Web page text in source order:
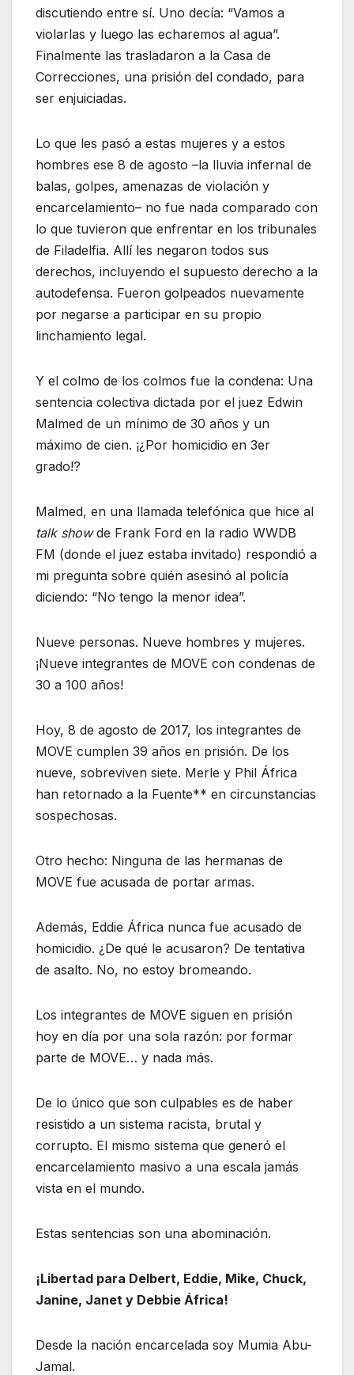
discutiendo entre sí. Uno decía: “Vamos a
violarlas y luego las echaremos al agua”.
Finalmente las trasladaron a la Casa de
Correcciones, una prisión del condado, para
ser enjuiciadas.
Lo que les pasó a estas mujeres y a estos
hombres ese 8 de agosto –la lluvia infernal de
balas, golpes, amenazas de violación y
encarcelamiento– no fue nada comparado con
lo que tuvieron que enfrentar en los tribunales
de Filadelfia. Allí les negaron todos sus
derechos, incluyendo el supuesto derecho a la
autodefensa. Fueron golpeados nuevamente
por negarse a participar en su propio
linchamiento legal.
Y el colmo de los colmos fue la condena: Una
sentencia colectiva dictada por el juez Edwin
Malmed de un mínimo de 30 años y un
máximo de cien. ¡¿Por homicidio en 3er
grado!?
Malmed, en una llamada telefónica que hice al
talk showde Frank Ford en la radio WWDB
FM (donde el juez estaba invitado) respondió a
mi pregunta sobre quién asesinó al policía
diciendo: “No tengo la menor idea”.
Nueve personas. Nueve hombres y mujeres.
¡Nueve integrantes de MOVE con condenas de
30 a 100 años!
Hoy, 8 de agosto de 2017, los integrantes de
MOVE cumplen 39 años en prisión. De los
nueve, sobreviven siete. Merle y Phil África
han retornado a la Fuente** en circunstancias
sospechosas.
Otro hecho: Ninguna de las hermanas de
MOVE fue acusada de portar armas.
Además, Eddie África nunca fue acusado de
homicidio. ¿De qué le acusaron? De tentativa
de asalto. No, no estoy bromeando.
Los integrantes de MOVE siguen en prisión
hoy en día por una sola razón: por formar
parte de MOVE… y nada más.
De lo único que son culpables es de haber
resistido a un sistema racista, brutal y
corrupto. El mismo sistema que generó el
encarcelamiento masivo a una escala jamás
vista en el mundo.
Estas sentencias son una abominación.
¡Libertad para Delbert, Eddie, Mike, Chuck,
Janine, Janet y Debbie África!
Desde la nación encarcelada soy Mumia Abu-
Jamal.